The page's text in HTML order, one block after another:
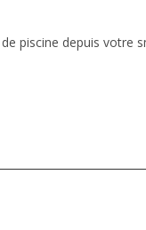
piscine depuis votre